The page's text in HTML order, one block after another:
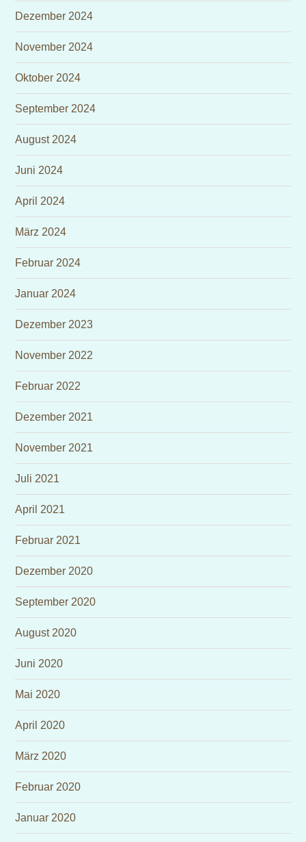
Dezember 2024
November 2024
Oktober 2024
September 2024
August 2024
Juni 2024
April 2024
März 2024
Februar 2024
Januar 2024
Dezember 2023
November 2022
Februar 2022
Dezember 2021
November 2021
Juli 2021
April 2021
Februar 2021
Dezember 2020
September 2020
August 2020
Juni 2020
Mai 2020
April 2020
März 2020
Februar 2020
Januar 2020